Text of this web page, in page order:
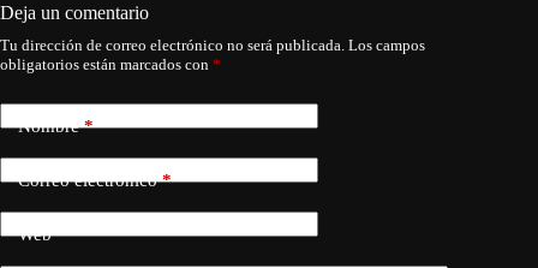
Deja un comentario
Tu dirección de correo electrónico no será publicada. Los campos
obligatorios están marcados con *
Nombre*
Correo electrónico*
Web